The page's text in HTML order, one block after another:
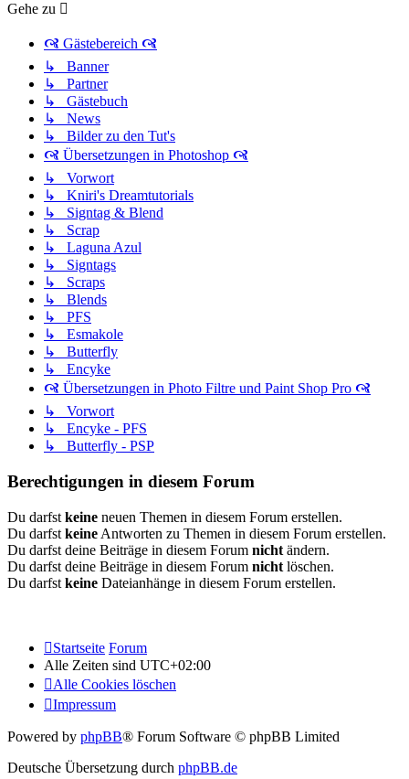
Gehe zu
🙧 Gästebereich 🙧
↳ Banner
↳ Partner
↳ Gästebuch
↳ News
↳ Bilder zu den Tut's
🙧 Übersetzungen in Photoshop 🙧
↳ Vorwort
↳ Kniri's Dreamtutorials
↳ Signtag & Blend
↳ Scrap
↳ Laguna Azul
↳ Signtags
↳ Scraps
↳ Blends
↳ PFS
↳ Esmakole
↳ Butterfly
↳ Encyke
🙧 Übersetzungen in Photo Filtre und Paint Shop Pro 🙧
↳ Vorwort
↳ Encyke - PFS
↳ Butterfly - PSP
Berechtigungen in diesem Forum
Du darfst keine neuen Themen in diesem Forum erstellen.
Du darfst keine Antworten zu Themen in diesem Forum erstellen.
Du darfst deine Beiträge in diesem Forum nicht ändern.
Du darfst deine Beiträge in diesem Forum nicht löschen.
Du darfst keine Dateianhänge in diesem Forum erstellen.
Startseite Forum
Alle Zeiten sind UTC+02:00
Alle Cookies löschen
Impressum
Powered by phpBB® Forum Software © phpBB Limited
Deutsche Übersetzung durch phpBB.de